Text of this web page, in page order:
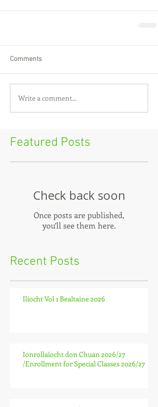
Comments
Write a comment...
Featured Posts
Check back soon
Once posts are published,
you’ll see them here.
Recent Posts
Ilíocht Vol 1 Bealtaine 2026
Ionrollaíocht don Chuan 2026/27
/Enrollment for Special Classes 2026/27